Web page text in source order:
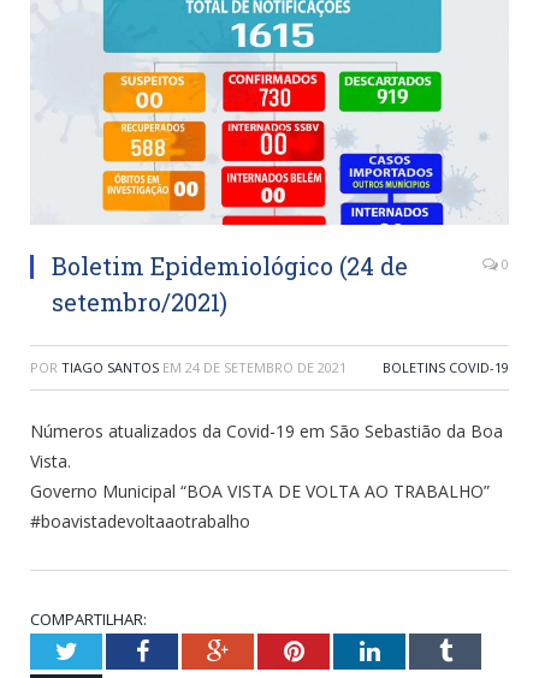
Boletim Epidemiológico (24 de
setembro/2021)
0
POR TIAGO SANTOS EM 24 DE SETEMBRO DE 2021 BOLETINS COVID-19
Números atualizados da Covid-19 em São Sebastião da Boa
Vista.
Governo Municipal “BOA VISTA DE VOLTA AO TRABALHO”
#boavistadevoltaaotrabalho
COMPARTILHAR:
TwitterFacebookGoogle+PinterestLinkedInTumblr